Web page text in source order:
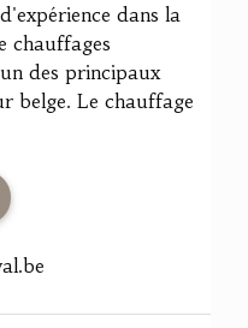
dans la
chauffages
des principaux
belge. Le chauffage